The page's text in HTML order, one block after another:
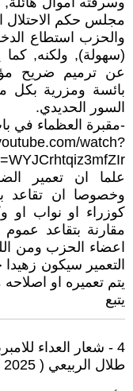
مجلس حكم الاحتلال
والحزب استطاع
(سهولة), ولكنه, كما
عن ترميم ضريح
بائسة ومزرية بكل
السور الحديدي.
-مقبرة العظماء في
watch?
علما ان تعمير
وخصوصا ان تقاعد
كوزراء او نواب او
مقارنة بتقاعد
اعضاء الحزب ومن
التعمير سيكون
يتم تعميره او اصلاحه
يتبع
4 - شعار العداء للامبربالية قد يكون اداة قمع للشعب!
طلال الربيعي ( 2025 / 4 / 24 - 11:54 )